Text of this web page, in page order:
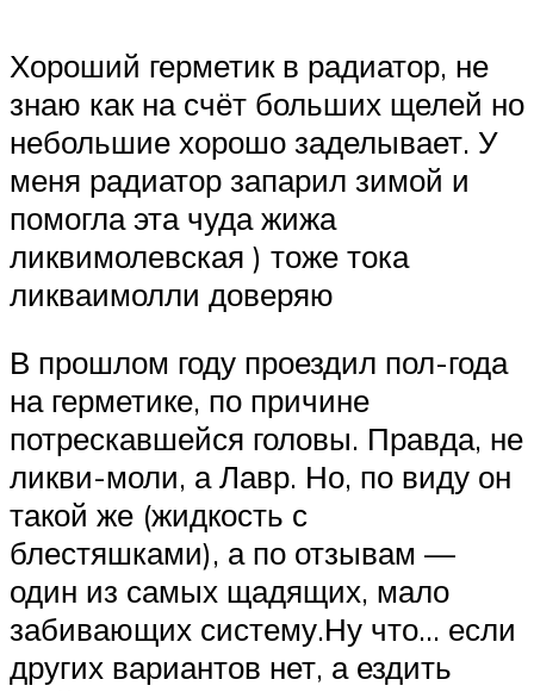
Хороший герметик в радиатор, не
знаю как на счёт больших щелей но
небольшие хорошо заделывает. У
меня радиатор запарил зимой и
помогла эта чуда жижа
ликвимолевская ) тоже тока
ликваимолли доверяю
В прошлом году проездил пол-года
на герметике, по причине
потрескавшейся головы. Правда, не
ликви-моли, а Лавр. Но, по виду он
такой же (жидкость с
блестяшками), а по отзывам —
один из самых щадящих, мало
забивающих систему.Ну что… если
других вариантов нет, а ездить